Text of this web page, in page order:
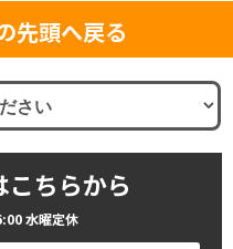
先頭へ戻る
ちらから
水曜定休